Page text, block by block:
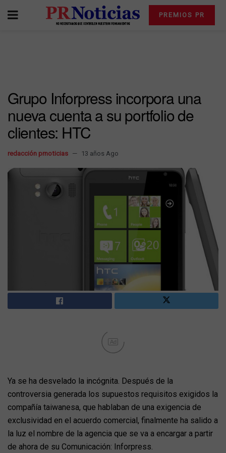
PREMIOS PR
Grupo Inforpress incorpora una
nueva cuenta a su portfolio de
clientes: HTC
redacción prnoticias 13 años Ago
Ad
Ya se ha desvelado la incógnita. Después de la
controversia generada los supuestos requisitos exigidos la
compañía taiwanesa, que hablaban de una exigencia de
exclusividad en el acuerdo comercial, finalmente ha salido a
la luz el nombre de la agencia que se va a encargar a partir
de ahora de su Comunicación: Inforpress.